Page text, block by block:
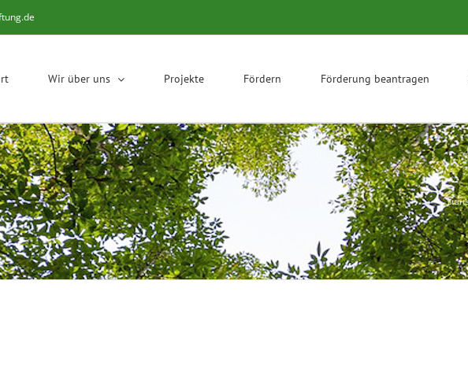
Wir über uns Projekte Fördern Förderung beantragen